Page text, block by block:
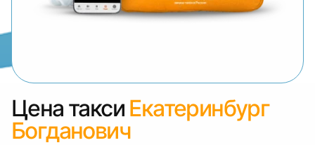
Цена такси Екатеринбург
Богданович